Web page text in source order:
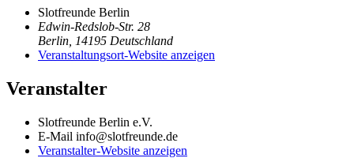
Slotfreunde Berlin
Edwin-Redslob-Str. 28
Berlin 14195 Deutschland
Veranstaltungsort-Website anzeigen
Veranstalter
Slotfreunde Berlin e.V.
E-Mail info@slotfreunde.de
Veranstalter-Website anzeigen